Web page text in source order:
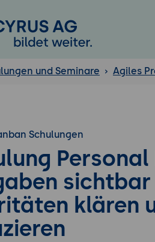
AG
und Seminare Agiles
Schulungen
Personal
sichtbar
klären